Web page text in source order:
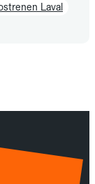
Laval